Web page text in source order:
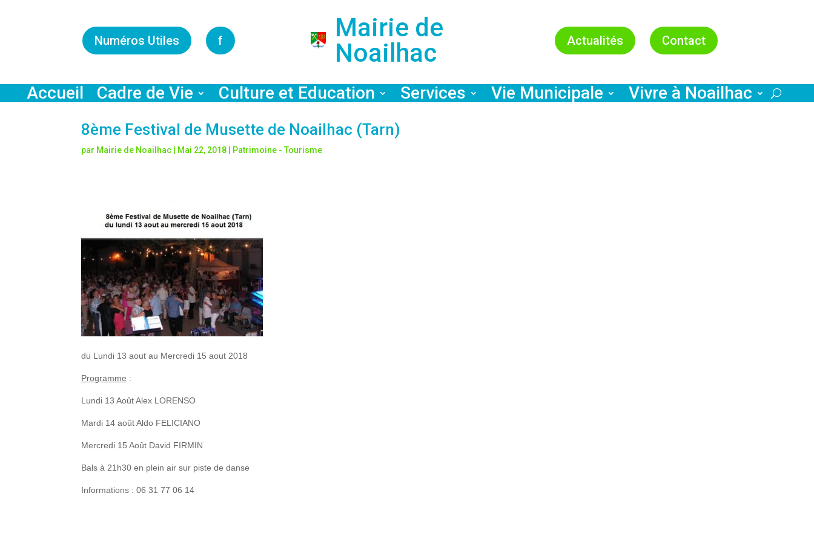
Numéros Utiles f
Mairie de
Noailhac
Actualités Contact
Accueil Cadre de Vie Culture et Education Services Vie Municipale Vivre à Noailhac
8ème Festival de Musette de Noailhac (Tarn)
par Mairie de Noailhac Mai 22, 2018 Patrimoine - Tourisme
du Lundi 13 aout au Mercredi 15 aout 2018
Programme :
Lundi 13 Août Alex LORENSO
Mardi 14 août Aldo FELICIANO
Mercredi 15 Août David FIRMIN
Bals à 21h30 en plein air sur piste de danse
Informations : 06 31 77 06 14